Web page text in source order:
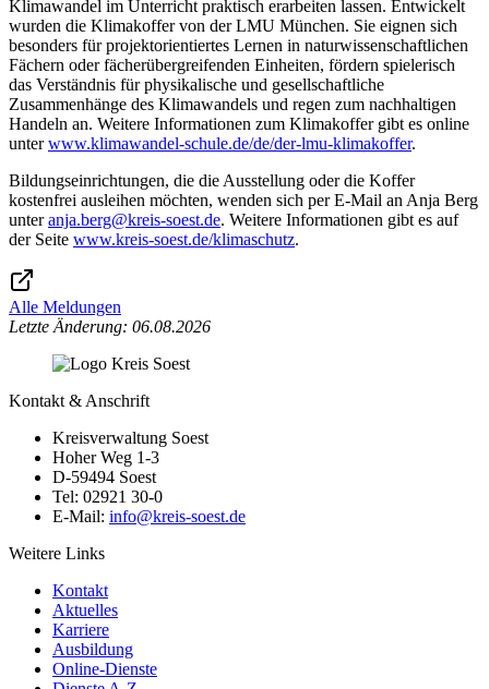
Klimawandel im Unterricht praktisch erarbeiten lassen. Entwickelt
wurden die Klimakoffer von der LMU München. Sie eignen sich
besonders für projektorientiertes Lernen in naturwissenschaftlichen
Fächern oder fächerübergreifenden Einheiten, fördern spielerisch
das Verständnis für physikalische und gesellschaftliche
Zusammenhänge des Klimawandels und regen zum nachhaltigen
Handeln an. Weitere Informationen zum Klimakoffer gibt es online
unterwww.klimawandel-schule.de/de/der-lmu-klimakoffer.
Bildungseinrichtungen, die die Ausstellung oder die Koffer
kostenfrei ausleihen möchten, wenden sich per E-Mail an Anja Berg
unteranja.berg@​kreis-soest.de. Weitere Informationen gibt es auf
der Seite www.kreis-soest.de/klimaschutz.
Alle Meldungen
Letzte Änderung: 06.08.2026
Kontakt & Anschrift
Kreisverwaltung Soest
Hoher Weg 1-3
D-59494 Soest
Tel: 02921 30-0
E-Mail: info@​kreis-soest.de
Weitere Links
Kontakt
Aktuelles
Karriere
Ausbildung
Online-Dienste